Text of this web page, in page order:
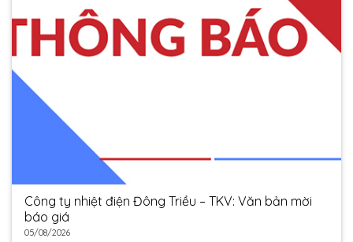
Công ty nhiệt điện Đông Triều – TKV: Văn bản mời
báo giá
05/08/2026